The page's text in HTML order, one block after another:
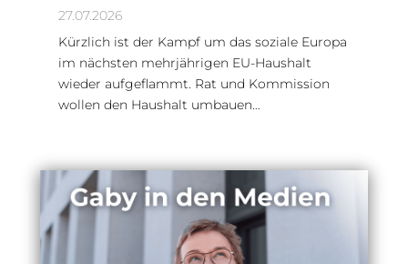
27.07.2026
Kürzlich ist der Kampf um das soziale Europa
im nächsten mehrjährigen EU-Haushalt
wieder aufgeflammt. Rat und Kommission
wollen den Haushalt umbauen…